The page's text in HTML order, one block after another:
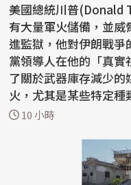
美國總統川普(Donald
有大量軍火儲備，並
進監獄，他對伊朗戰爭的不
黨領導人在他的「真
了關於武器庫存減少
火，尤其是某些特定
節。...
10 小時